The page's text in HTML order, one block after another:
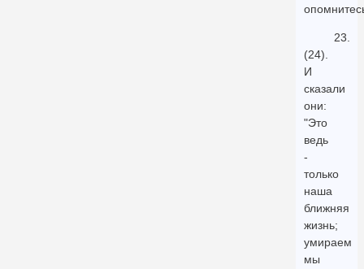
23.
(24).
И
сказали
они:
"Это
ведь
-
только
наша
ближняя
жизнь;
умираем
мы